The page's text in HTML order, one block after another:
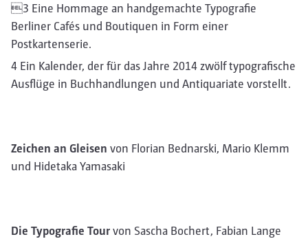
3 Eine Hommage an handgemachte Typografie
Berliner Cafés und Boutiquen in Form einer
Postkartenserie.
4 Ein Kalender, der für das Jahre 2014 zwölf typografische
Ausflüge in Buchhandlungen und Antiquariate vorstellt.
Zeichen an Gleisen von Florian Bednarski, Mario Klemm
und Hidetaka Yamasaki
Die Typografie Tour von Sascha Bochert, Fabian Lange